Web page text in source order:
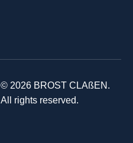
© 2026 BROST CLAßEN.
All rights reserved.